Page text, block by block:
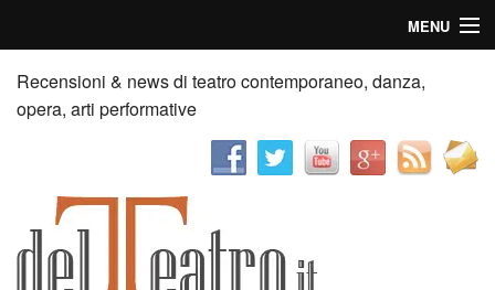
MENU
Home
Recensioni
News
Palazzi consiglia
Recensioni & news di teatro contemporaneo, danza,
opera, arti performative